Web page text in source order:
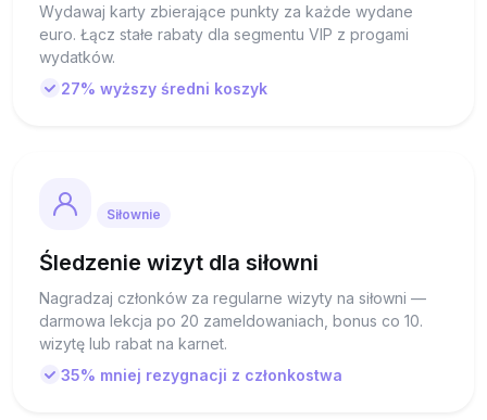
Wydawaj karty zbierające punkty za każde wydane
euro. Łącz stałe rabaty dla segmentu VIP z progami
wydatków.
27% wyższy średni koszyk
Siłownie
Śledzenie wizyt dla siłowni
Nagradzaj członków za regularne wizyty na siłowni —
darmowa lekcja po 20 zameldowaniach, bonus co 10.
wizytę lub rabat na karnet.
35% mniej rezygnacji z członkostwa